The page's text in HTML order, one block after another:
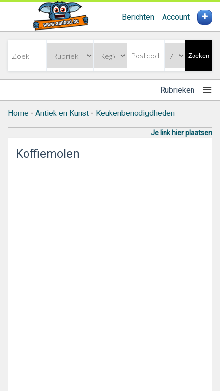
Berichten Account +
Zoeken
Rubrieken
Home - Antiek en Kunst - Keukenbenodigdheden
Je link hier plaatsen
Koffiemolen